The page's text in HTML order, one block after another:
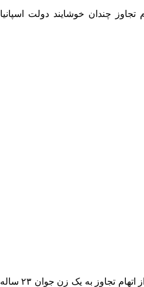
چندان خوشایند دولت اسپانیا
از اتهام تجاوز به یک زن جوان ۲۳ ساله